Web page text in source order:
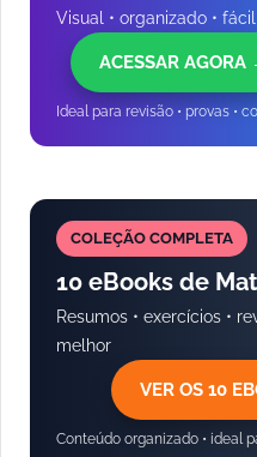
Visual • organizado •
ACESSAR AGORA
Ideal para revisão • provas •
COLEÇÃO COMPLETA
10 eBooks de
Resumos • exercícios •
melhor
VER OS 10
Conteúdo organizado • ideal